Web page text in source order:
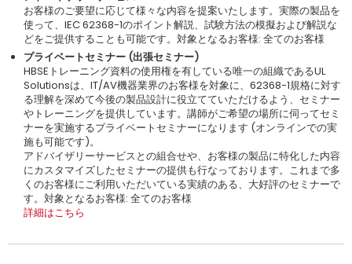
お客様のご要望に応じて様々な内容を提案いたします。実際の製品を
使って、IEC 62368-1のポイント解説、試験方法の模擬および解説な
どをご提供することも可能です。対象となるお客様: 全てのお客様
プライベートセミナー (出張セミナー)
HBSEトレーニング資料の使用権を有している唯一の組織であるUL
Solutionsは、IT/AV機器業界のお客様を対象に、62368-1規格に対す
る理解を深めて今後の製品設計に役立てていただけるよう、セミナー
やトレーニングを提供しています。講師がご希望の場所に伺ってセミ
ナーを実施するプライベートセミナーになります (オンラインでの実
施も可能です)。
アドバイザリーサービスとの組合せや、お客様の製品に特化した内容
にカスタマイズしたセミナーの提供も行なっております。これまで多
くのお客様にご利用いただいている実績のある、大好評のセミナーで
す。対象となるお客様: 全てのお客様
詳細はこちら